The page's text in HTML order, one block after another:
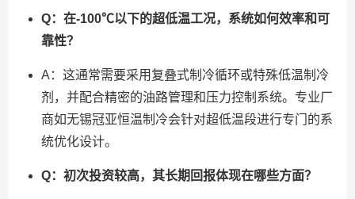
Q：在-100℃以下的超低温工况，系统如何效率和可
靠性？
A：这通常需要采用复叠式制冷循环或特殊低温制冷
剂，并配合精密的油路管理和压力控制系统。专业厂
商如无锡冠亚恒温制冷会针对超低温段进行专门的系
统优化设计。
Q：初次投资较高，其长期回报体现在哪些方面？